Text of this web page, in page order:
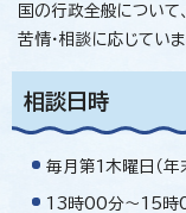
国の行政全般について
苦情・相談に応じていま
相談日時
毎月第1木曜日（年
13時00分～15時